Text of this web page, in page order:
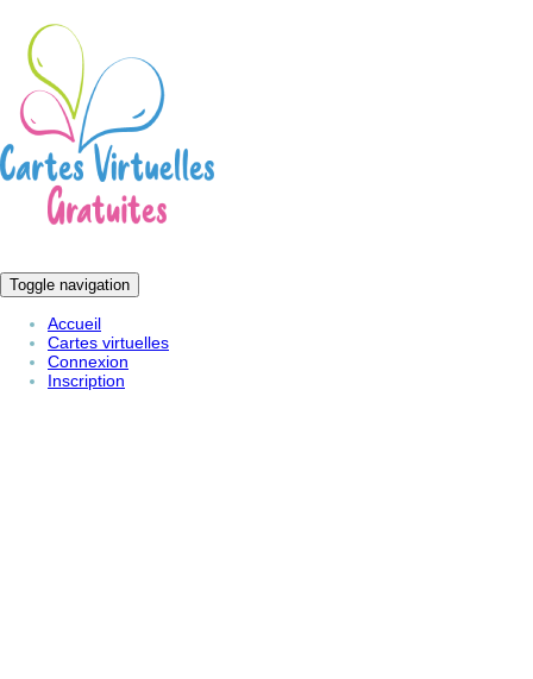
Toggle navigation
Accueil
Cartes virtuelles
Connexion
Inscription